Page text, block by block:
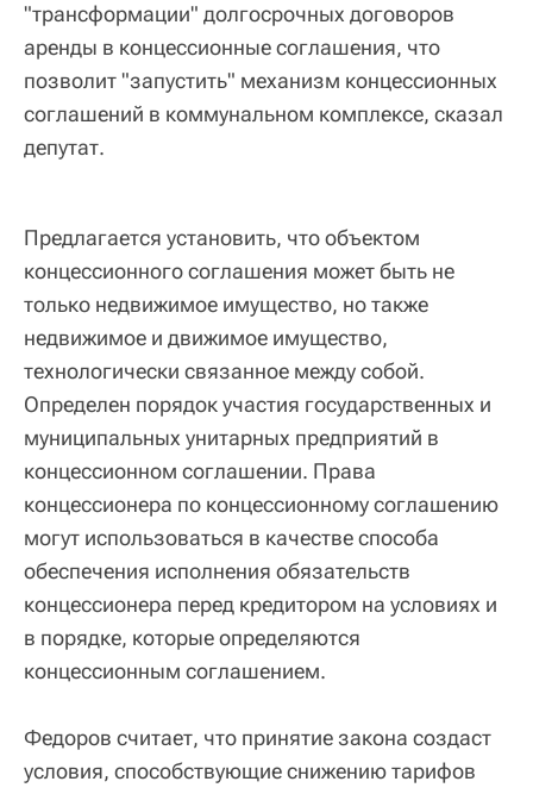
"трансформации" долгосрочных договоров
аренды в концессионные соглашения, что
позволит "запустить" механизм концессионных
соглашений в коммунальном комплексе, сказал
депутат.
Предлагается установить, что объектом
концессионного соглашения может быть не
только недвижимое имущество, но также
недвижимое и движимое имущество,
технологически связанное между собой.
Определен порядок участия государственных и
муниципальных унитарных предприятий в
концессионном соглашении. Права
концессионера по концессионному соглашению
могут использоваться в качестве способа
обеспечения исполнения обязательств
концессионера перед кредитором на условиях и
в порядке, которые определяются
концессионным соглашением.
Федоров считает, что принятие закона создаст
условия, способствующие снижению тарифов